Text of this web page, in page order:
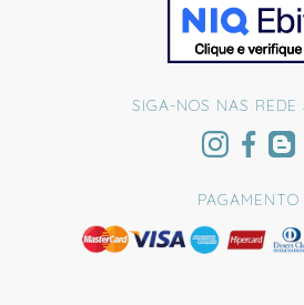
SIGA-NOS NAS REDE
PAGAMENTO